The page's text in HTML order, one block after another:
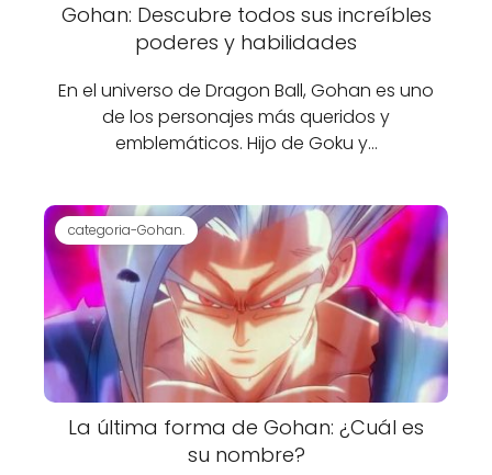
Gohan: Descubre todos sus increíbles
poderes y habilidades
En el universo de Dragon Ball, Gohan es uno
de los personajes más queridos y
emblemáticos. Hijo de Goku y…
categoria-Gohan.
La última forma de Gohan: ¿Cuál es
su nombre?